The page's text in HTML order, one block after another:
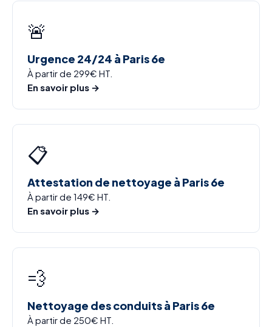
🚨
Urgence 24/24 à Paris 6e
À partir de 299€ HT.
En savoir plus →
📋
Attestation de nettoyage à Paris 6e
À partir de 149€ HT.
En savoir plus →
💨
Nettoyage des conduits à Paris 6e
À partir de 250€ HT.